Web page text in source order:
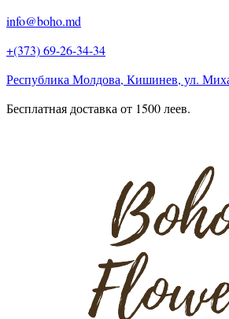
info@boho.md
+(373) 69-26-34-34
Республика Молдова, Кишинев, ул.
Бесплатная доставка от 1500 леев.